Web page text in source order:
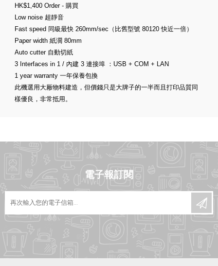
HK$1,400 Order - 購買
Low noise 超靜音
Fast speed 同級最快 260mm/sec（比舊型號 80120 快近一倍）
Paper width 紙濶 80mm
Auto cutter 自動切紙
3 Interfaces in 1 / 內建 3 連接埠 ：USB + COM + LAN
1 year warranty 一年保養包換
此機選用大厰物料建造，但價錢只是大牌子的一半而且打印品質同
樣優良，非常抵用。
電子報訂閱